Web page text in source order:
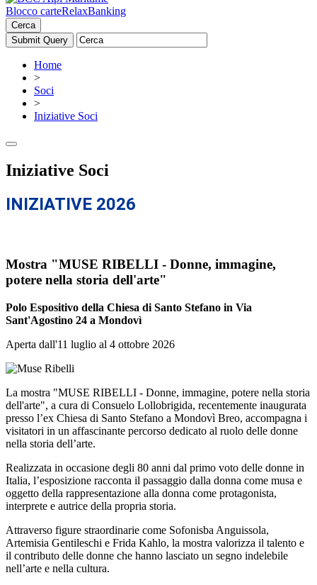
Blocco carteRelaxBanking
Cerca
Home
>
Soci
>
Iniziative Soci
Iniziative Soci
INIZIATIVE 2026
Mostra "MUSE RIBELLI - Donne, immagine,
potere nella storia dell'arte"
Polo Espositivo della Chiesa di Santo Stefano in Via
Sant'Agostino 24 a Mondovì
Aperta dall'11 luglio al 4 ottobre 2026
La mostra "MUSE RIBELLI - Donne, immagine, potere nella storia
dell'arte", a cura di Consuelo Lollobrigida, recentemente inaugurata
presso l’ex Chiesa di Santo Stefano a Mondovì Breo, accompagna i
visitatori in un affascinante percorso dedicato al ruolo delle donne
nella storia dell’arte.
Realizzata in occasione degli 80 anni dal primo voto delle donne in
Italia, l’esposizione racconta il passaggio dalla donna come musa e
oggetto della rappresentazione alla donna come protagonista,
interprete e autrice della propria storia.
Attraverso figure straordinarie come Sofonisba Anguissola,
Artemisia Gentileschi e Frida Kahlo, la mostra valorizza il talento e
il contributo delle donne che hanno lasciato un segno indelebile
nell’arte e nella cultura.